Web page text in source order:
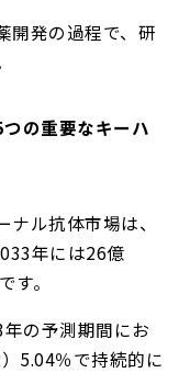
開発の過程で、研
の重要なキーハ
ナル抗体市場は、
年には26億
す。
の予測期間にお
5.04％で持続的に